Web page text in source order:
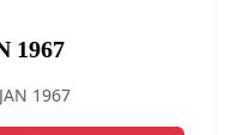
1967
1967